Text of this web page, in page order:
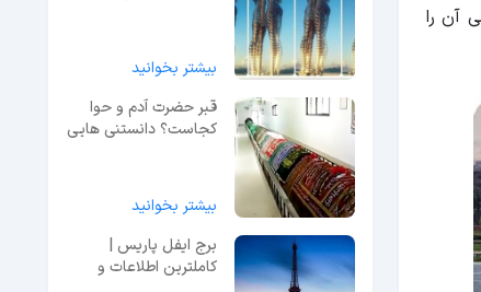
آن را
بیشتر بخوانید
قبر حضرت آدم و حوا
کجاست؟ دانستنی هایی
بیشتر بخوانید
برج ایفل پاریس |
کاملترین اطلاعات و